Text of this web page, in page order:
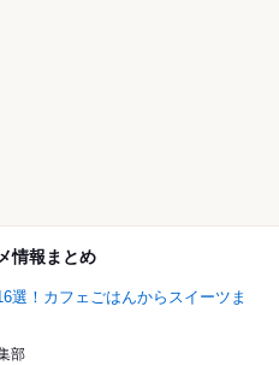
情報まとめ
選！カフェごはんからスイーツま
部